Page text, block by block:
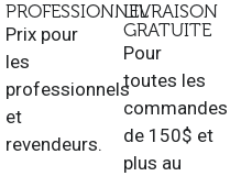
PROFESSIONNEL
Prix pour
les
professionnels
et
revendeurs.
LIVRAISON
GRATUITE
Pour
toutes les
commandes
de 150$ et
plus au